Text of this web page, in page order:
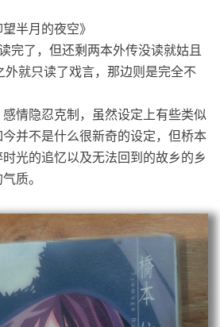
半月的夜空》
完了，但还剩两本外传没读就姑且
就只读了戏言，那边则是完全不
情隐忍克制，虽然设定上有些类似
并不是什么很新奇的设定，但桥本
光的追忆以及无法回到的故乡的乡
质。